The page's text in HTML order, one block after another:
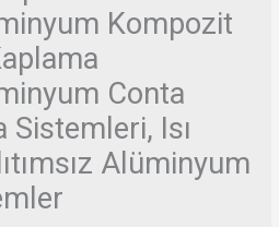
Kompozit
Conta
Sistemleri, Isı
Alüminyum